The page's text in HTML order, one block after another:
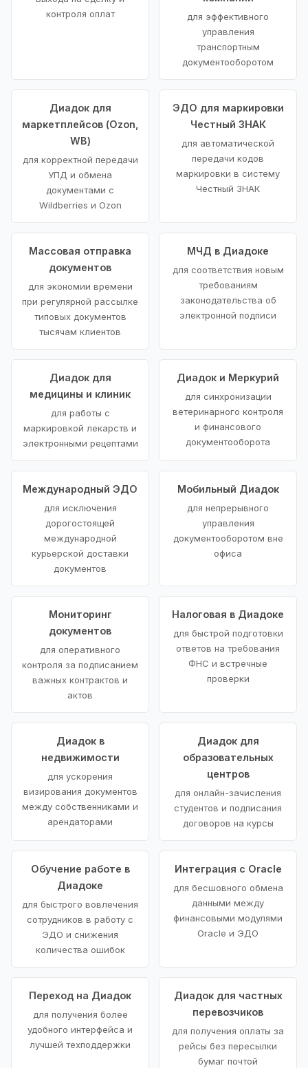
контроля оплат
для эффективного
управления
транспортным
документооборотом
Диадок для
маркетплейсов (Ozon,
WB)
для корректной передачи
УПД и обмена
документами с
Wildberries и Ozon
ЭДО для маркировки
Честный ЗНАК
для автоматической
передачи кодов
маркировки в систему
Честный ЗНАК
Массовая отправка
документов
для экономии времени
при регулярной рассылке
типовых документов
тысячам клиентов
МЧД в Диадоке
для соответствия новым
требованиям
законодательства об
электронной подписи
Диадок для
медицины и клиник
для работы с
маркировкой лекарств и
электронными рецептами
Диадок и Меркурий
для синхронизации
ветеринарного контроля
и финансового
документооборота
Международный ЭДО
для исключения
дорогостоящей
международной
курьерской доставки
документов
Мобильный Диадок
для непрерывного
управления
документооборотом вне
офиса
Мониторинг
документов
для оперативного
контроля за подписанием
важных контрактов и
актов
Налоговая в Диадоке
для быстрой подготовки
ответов на требования
ФНС и встречные
проверки
Диадок в
недвижимости
для ускорения
визирования документов
между собственниками и
арендаторами
Диадок для
образовательных
центров
для онлайн-зачисления
студентов и подписания
договоров на курсы
Обучение работе в
Диадоке
для быстрого вовлечения
сотрудников в работу с
ЭДО и снижения
количества ошибок
Интеграция с Oracle
для бесшовного обмена
данными между
финансовыми модулями
Oracle и ЭДО
Переход на Диадок
для получения более
удобного интерфейса и
лучшей техподдержки
Диадок для частных
перевозчиков
для получения оплаты за
рейсы без пересылки
бумаг почтой